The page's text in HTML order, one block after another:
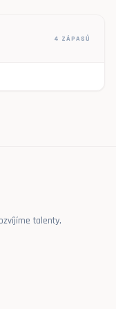
4 ZÁPASŮ
talenty,